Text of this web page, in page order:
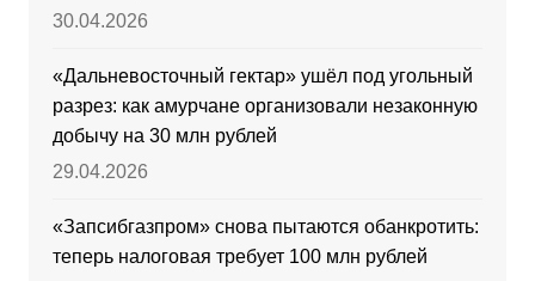
30.04.2026
«Дальневосточный гектар» ушёл под угольный
разрез: как амурчане организовали незаконную
добычу на 30 млн рублей
29.04.2026
«Запсибгазпром» снова пытаются обанкротить:
теперь налоговая требует 100 млн рублей